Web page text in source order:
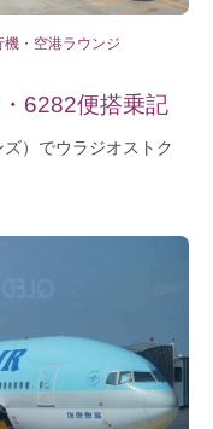
機・空港ラウンジ
6282便搭乗記
）でウラジオストク